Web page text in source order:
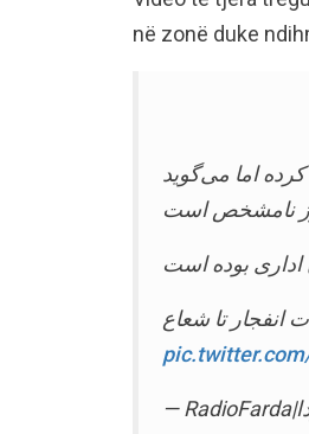
në zonë duke
اما می‌گوید